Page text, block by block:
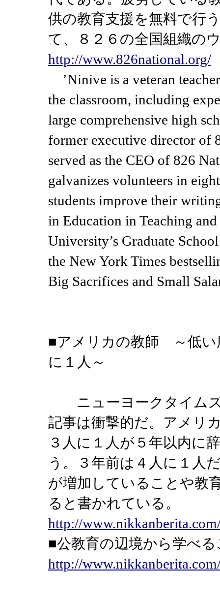
供の教育支援を無料で行
て、８２６の全国組織の
http://www.826national.org/
’Ninive is a veteran
the classroom, including
large comprehensive high
former executive director of
served as the CEO of 826
galvanizes volunteers in
students improve their
in Education in Teaching
University’s Graduate
the New York Times
Big Sacrifices and Small
■アメリカの教師 ～低
に１人～
ニューヨークタイムズ
記事は衝撃的だ。アメリ
３人に１人が５年以内に
う。３年前は４人に１人
が増加していることや教
ると書かれている。
http://
■公教育の辺境から
http://